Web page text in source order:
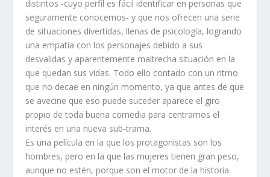
distintos -cuyo perfil es fácil identificar en personas que
seguramente conocemos- y que nos ofrecen una serie
de situaciones divertidas, llenas de psicología, logrando
una empatía con los personajes debido a sus
desvalidas y aparentemente maltrecha situación en la
que quedan sus vidas. Todo ello contado con un ritmo
que no decae en ningún momento, ya que antes de que
se avecine que eso puede suceder aparece el giro
propio de toda buena comedia para centrarnos el
interés en una nueva sub-trama.
Es una película en la que los protagonistas son los
hombres, pero en la que las mujeres tienen gran peso,
aunque no estén, porque son el motor de la historia.